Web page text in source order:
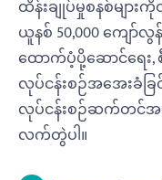
ထိန်းချုပ်မှုစနစ်မျ
ယူနစ် 50,000 ကျေ
ထောက်ပံ့ပို့ဆောင်ရေး,
လုပ်ငန်းစဉ်အအေးခံခြ
လုပ်ငန်းစဉ်ဆက်တင်အ
လက်တွဲပါ။